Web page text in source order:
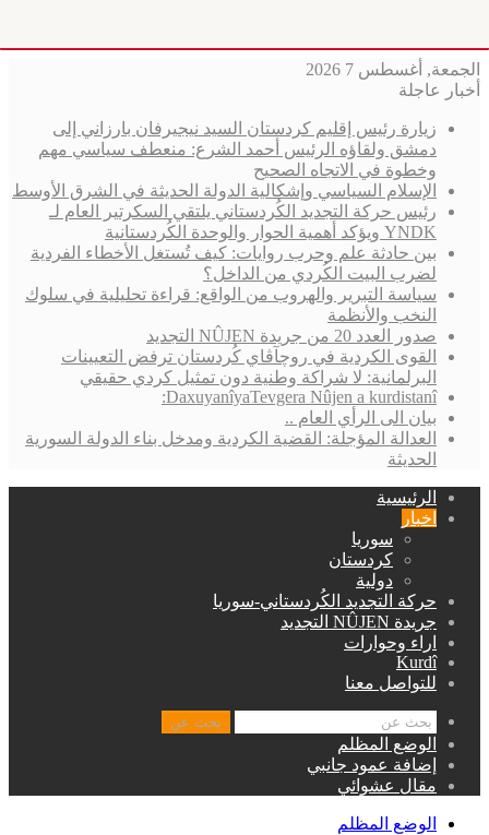
الجمعة, أغسطس 7 2026
أخبار عاجلة
زيارة رئيس إقليم كردستان السيد نيجيرفان بارزاني إلى
دمشق ولقاؤه الرئيس أحمد الشرع: منعطف سياسي مهم
وخطوة في الاتجاه الصحيح
الإسلام السياسي وإشكالية الدولة الحديثة في الشرق الأوسط
رئيس حركة التجديد الكُردستاني يلتقي السكرتير العام لـ
YNDK ويؤكد أهمية الحوار والوحدة الكُردستانية
بين حادثة علم وحرب روايات: كيف تُستغل الأخطاء الفردية
لضرب البيت الكُردي من الداخل؟
سياسة التبرير والهروب من الواقع: قراءة تحليلية في سلوك
النخب والأنظمة
صدور العدد 20 من جريدة NÛJEN التجديد
القوى الكردية في روچآڤاي كُردستان ترفض التعيينات
البرلمانية: لا شراكة وطنية دون تمثيل كردي حقيقي
DaxuyanîyaTevgera Nûjen a kurdistanî:
بيان الى الرأي العام ..
العدالة المؤجلة: القضية الكردية ومدخل بناء الدولة السورية
الحديثة
الرئيسية
اخبار
سوريا
كردستان
دولية
حركة التجديد الكُردستاني-سوريا
جريدة NÛJEN التجديد
اراء وحوارات
Kurdî
للتواصل معنا
بحث عن
الوضع المظلم
إضافة عمود جانبي
مقال عشوائي
الوضع المظلم